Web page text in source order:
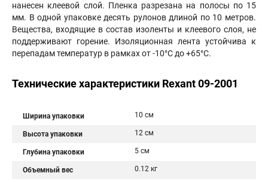
нанесен клеевой слой. Пленка разрезана на полосы по 15
мм. В одной упаковке десять рулонов длиной по 10 метров.
Вещества, входящие в состав изоленты и клеевого слоя, не
поддерживают горение. Изоляционная лента устойчива к
перепадам температур в рамках от -10°С до +65°С.
Технические характеристики Rexant 09-2001
Ширина упаковки 10 см
Высота упаковки 12 см
Глубина упаковки 5 см
Объемный вес 0.12 кг